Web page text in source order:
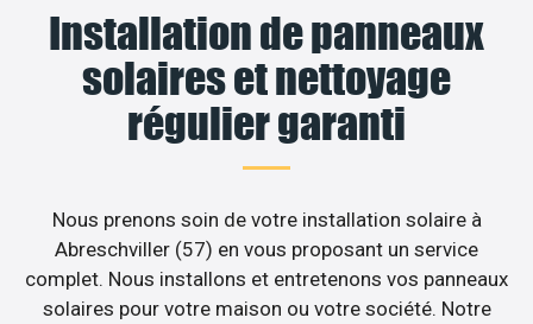
Installation de panneaux
solaires et nettoyage
régulier garanti
Nous prenons soin de votre installation solaire à
Abreschviller (57) en vous proposant un service
complet. Nous installons et entretenons vos panneaux
solaires pour votre maison ou votre société. Notre